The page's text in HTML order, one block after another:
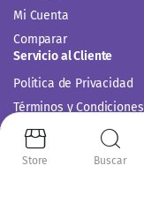
Mi Cuenta
Comparar
Servicio al Cliente
Politica de Privacidad
Términos y Condiciones
Siguenos en:
Store Buscar